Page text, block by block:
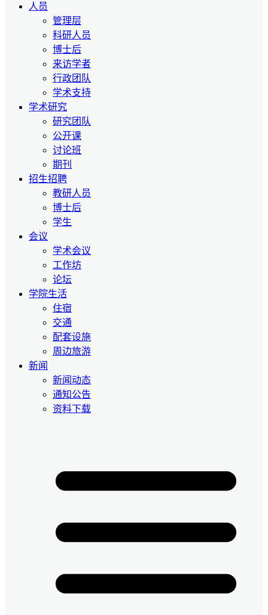
人员
管理层
科研人员
博士后
来访学者
行政团队
学术支持
学术研究
研究团队
公开课
讨论班
期刊
招生招聘
教研人员
博士后
学生
会议
学术会议
工作坊
论坛
学院生活
住宿
交通
配套设施
周边旅游
新闻
新闻动态
通知公告
资料下载